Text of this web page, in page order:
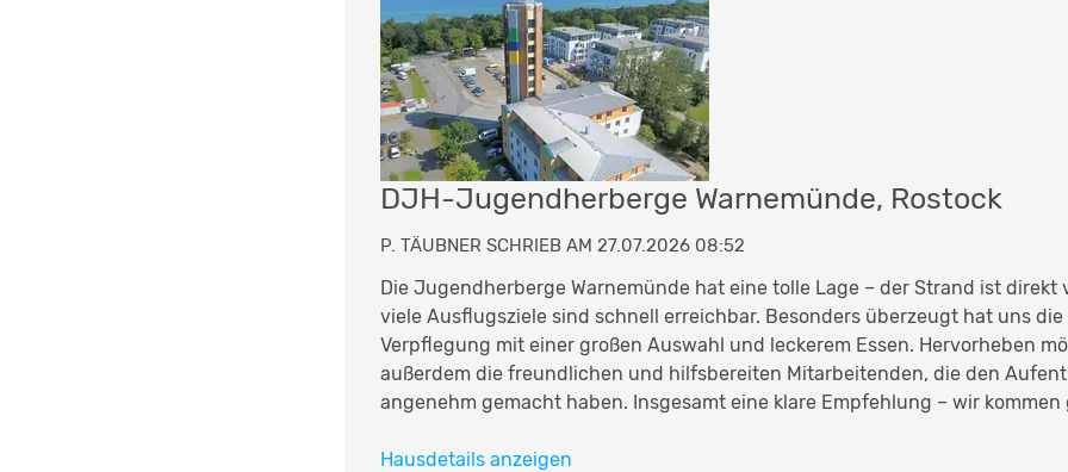
DJH-Jugendherberge Warnemünde, Rostock
P. TÄUBNER SCHRIEB AM 27.07.2026 08:52
Die Jugendherberge Warnemünde hat eine tolle Lage – der Strand ist direkt
viele Ausflugsziele sind schnell erreichbar. Besonders überzeugt hat uns
Verpflegung mit einer großen Auswahl und leckerem Essen. Hervorheben
außerdem die freundlichen und hilfsbereiten Mitarbeitenden, die den
angenehm gemacht haben. Insgesamt eine klare Empfehlung – wir kommen
Hausdetails anzeigen